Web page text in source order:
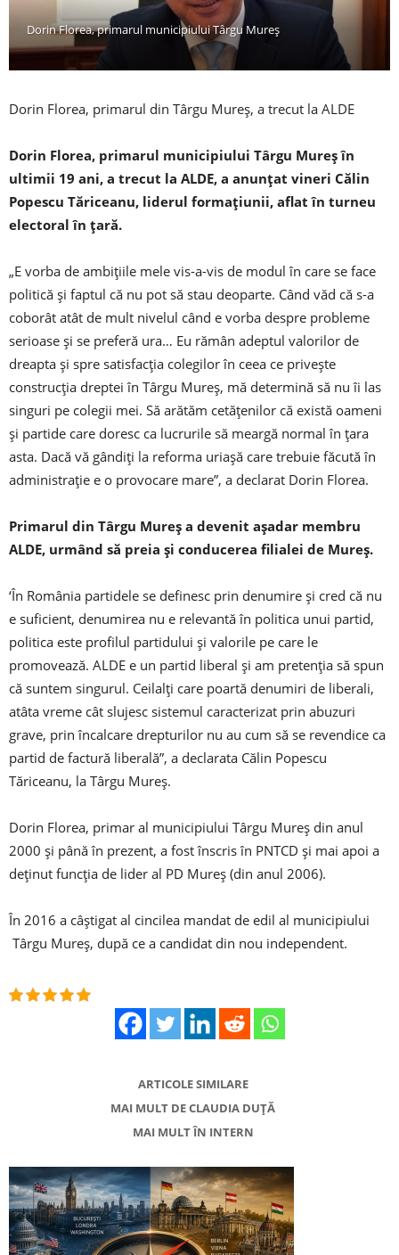
Dorin Florea, primarul municipiului Târgu Mureş
Dorin Florea, primarul din Târgu Mureş, a trecut la ALDE
Dorin Florea, primarul municipiului Târgu Mureş în
ultimii 19 ani, a trecut la ALDE, a anunţat vineri Călin
Popescu Tăriceanu, liderul formaţiunii, aflat în turneu
electoral în ţară.
„E vorba de ambiţiile mele vis-a-vis de modul în care se face
politică şi faptul că nu pot să stau deoparte. Când văd că s-a
coborât atât de mult nivelul când e vorba despre probleme
serioase şi se preferă ura… Eu rămân adeptul valorilor de
dreapta şi spre satisfacţia colegilor în ceea ce priveşte
construcţia dreptei în Târgu Mureş, mă determină să nu îi las
singuri pe colegii mei. Să arătăm cetăţenilor că există oameni
şi partide care doresc ca lucrurile să meargă normal în ţara
asta. Dacă vă gândiţi la reforma uriaşă care trebuie făcută în
administraţie e o provocare mare”, a declarat Dorin Florea.
Primarul din Târgu Mureş a devenit aşadar membru
ALDE, urmând să preia şi conducerea filialei de Mureş.
‘În România partidele se definesc prin denumire şi cred că nu
e suficient, denumirea nu e relevantă în politica unui partid,
politica este profilul partidului şi valorile pe care le
promovează. ALDE e un partid liberal şi am pretenţia să spun
că suntem singurul. Ceilalţi care poartă denumiri de liberali,
atâta vreme cât slujesc sistemul caracterizat prin abuzuri
grave, prin încalcare drepturilor nu au cum să se revendice ca
partid de factură liberală”, a declarata Călin Popescu
Tăriceanu, la Târgu Mureş.
Dorin Florea, primar al municipiului Târgu Mureş din anul
2000 şi până în prezent, a fost înscris în PNTCD şi mai apoi a
deţinut funcţia de lider al PD Mureş (din anul 2006).
În 2016 a câştigat al cincilea mandat de edil al municipiului
Târgu Mureş, după ce a candidat din nou independent.
ARTICOLE SIMILARE
MAI MULT DE CLAUDIA DUȚĂ
MAI MULT ÎN INTERN